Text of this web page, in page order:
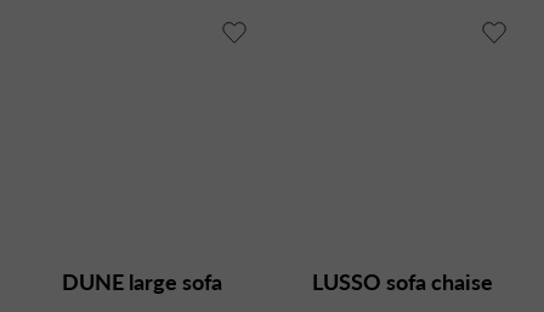
DUNE large sofa LUSSO sofa chaise